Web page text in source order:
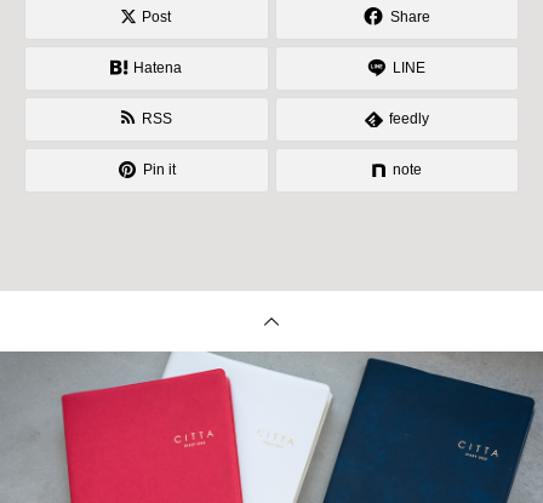
Post Share
Hatena LINE
RSS feedly
Pin it note